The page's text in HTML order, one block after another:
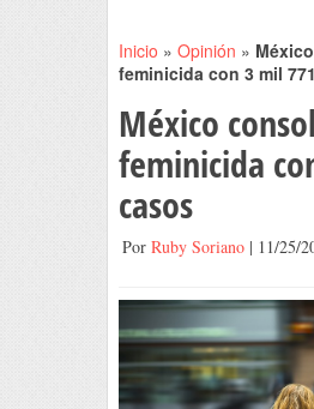
Inicio » Opinión »
feminicida con 3 mil
México
feminicida
casos
Por Ruby Soriano| 11/25/